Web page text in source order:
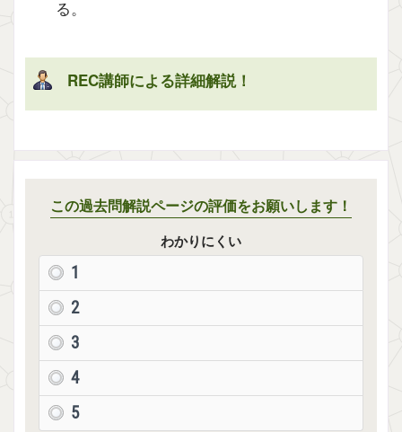
る。
REC講師による詳細解説！
この過去問解説ページの評価をお願いします！
わかりにくい
1
2
3
4
5